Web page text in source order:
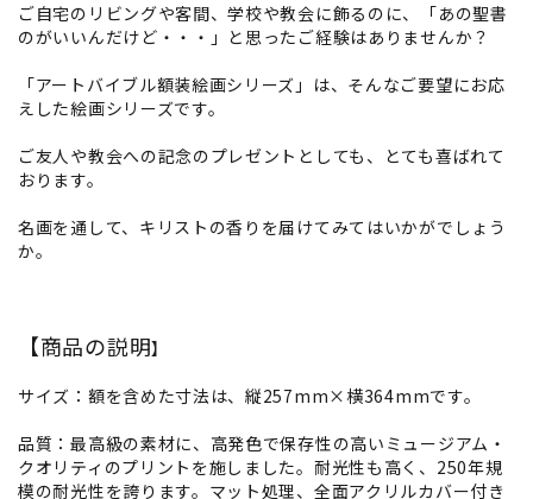
ご自宅のリビングや客間、学校や教会に飾るのに、「あの聖書
のがいいんだけど・・・」と思ったご経験はありませんか？
「アートバイブル額装絵画シリーズ」は、そんなご要望にお応
えした絵画シリーズです。
ご友人や教会への記念のプレゼントとしても、とても喜ばれて
おります。
名画を通して、キリストの香りを届けてみてはいかがでしょう
か。
【商品の説明】
サイズ：額を含めた寸法は、縦257mm×横364mmです。
品質：最高級の素材に、高発色で保存性の高いミュージアム・
クオリティのプリントを施しました。耐光性も高く、250年規
模の耐光性を誇ります。マット処理、全面アクリルカバー付き